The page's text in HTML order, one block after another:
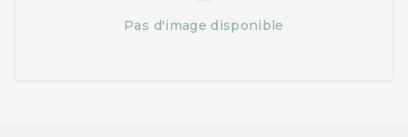
Pas d'image disponible